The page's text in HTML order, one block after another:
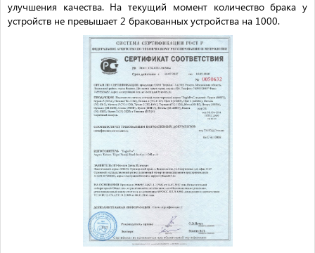
улучшения качества. На текущий момент количество брака у
устройств не превышает 2 бракованных устройства на 1000.